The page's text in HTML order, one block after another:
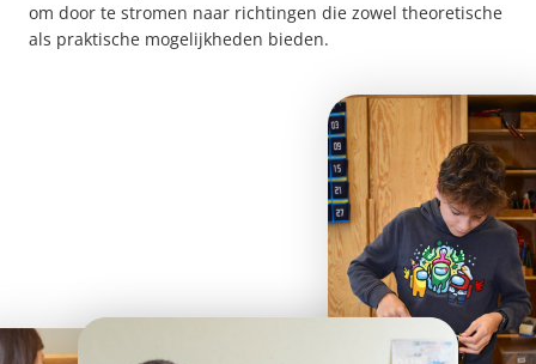
om door te stromen naar richtingen die zowel theoretische
als praktische mogelijkheden bieden.